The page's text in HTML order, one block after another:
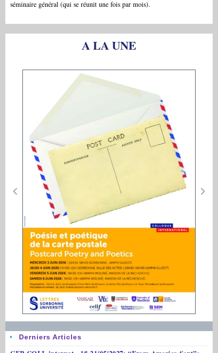
séminaire général (qui se réunit une fois par mois).
A LA UNE
Derniers Articles